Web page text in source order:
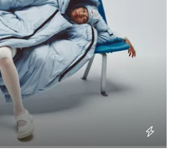
UTAZÁS
DESIGN
ARCOK
TÖRTÉNETEK